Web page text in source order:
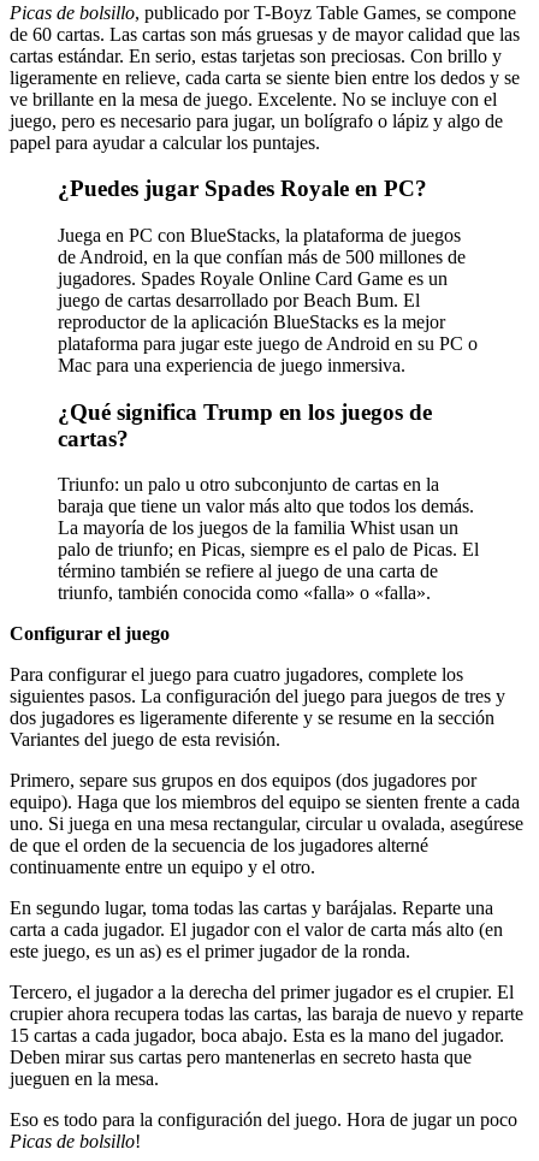
Picas de bolsillo, publicado por T-Boyz Table Games, se compone
de 60 cartas. Las cartas son más gruesas y de mayor calidad que las
cartas estándar. En serio, estas tarjetas son preciosas. Con brillo y
ligeramente en relieve, cada carta se siente bien entre los dedos y se
ve brillante en la mesa de juego. Excelente. No se incluye con el
juego, pero es necesario para jugar, un bolígrafo o lápiz y algo de
papel para ayudar a calcular los puntajes.
¿Puedes jugar Spades Royale en PC?
Juega en PC con BlueStacks, la plataforma de juegos
de Android, en la que confían más de 500 millones de
jugadores. Spades Royale Online Card Game es un
juego de cartas desarrollado por Beach Bum. El
reproductor de la aplicación BlueStacks es la mejor
plataforma para jugar este juego de Android en su PC o
Mac para una experiencia de juego inmersiva.
¿Qué significa Trump en los juegos de
cartas?
Triunfo: un palo u otro subconjunto de cartas en la
baraja que tiene un valor más alto que todos los demás.
La mayoría de los juegos de la familia Whist usan un
palo de triunfo; en Picas, siempre es el palo de Picas. El
término también se refiere al juego de una carta de
triunfo, también conocida como «falla» o «falla».
Configurar el juego
Para configurar el juego para cuatro jugadores, complete los
siguientes pasos. La configuración del juego para juegos de tres y
dos jugadores es ligeramente diferente y se resume en la sección
Variantes del juego de esta revisión.
Primero, separe sus grupos en dos equipos (dos jugadores por
equipo). Haga que los miembros del equipo se sienten frente a cada
uno. Si juega en una mesa rectangular, circular u ovalada, asegúrese
de que el orden de la secuencia de los jugadores alterné
continuamente entre un equipo y el otro.
En segundo lugar, toma todas las cartas y barájalas. Reparte una
carta a cada jugador. El jugador con el valor de carta más alto (en
este juego, es un as) es el primer jugador de la ronda.
Tercero, el jugador a la derecha del primer jugador es el crupier. El
crupier ahora recupera todas las cartas, las baraja de nuevo y reparte
15 cartas a cada jugador, boca abajo. Esta es la mano del jugador.
Deben mirar sus cartas pero mantenerlas en secreto hasta que
jueguen en la mesa.
Eso es todo para la configuración del juego. Hora de jugar un poco
Picas de bolsillo!